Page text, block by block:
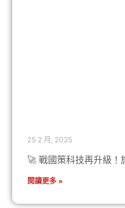
25 2 月, 2025
🚀 戰國策科技再升級
閱讀更多 »